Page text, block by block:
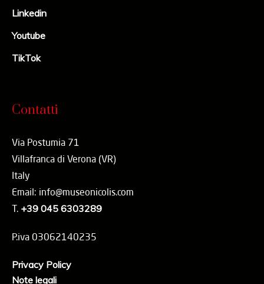
Linkedin
Youtube
TikTok
Contatti
Via Postumia 71
Villafranca di Verona (VR)
Italy
Email: info@museonicolis.com
T. +39 045 6303289
P.iva 03062140235
Privacy Policy
Note legali